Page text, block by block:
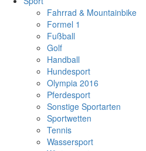
Fahrrad & Mountainbike
Formel 1
Fußball
Golf
Handball
Hundesport
Olympia 2016
Pferdesport
Sonstige Sportarten
Sportwetten
Tennis
Wassersport